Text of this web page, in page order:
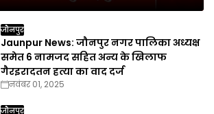
जौनपुर
Jaunpur News: जौनपुर नगर पालिका अध्यक्ष
समेत 6 नामजद सहित अन्य के खिलाफ
गैरइरादतन हत्या का वाद दर्ज
नवंबर 01, 2025
जौनपुर